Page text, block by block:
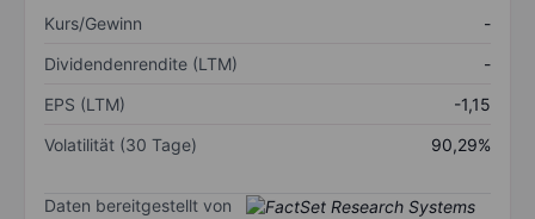
Kurs/Gewinn
-
Dividendenrendite (LTM)
-
EPS (LTM)
-1,15
Volatilität (30 Tage)
90,29%
Daten bereitgestellt von